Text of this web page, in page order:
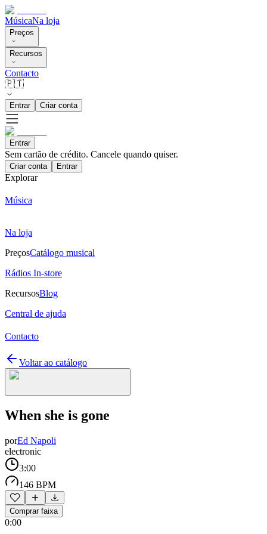
MúsicaNa loja
Preços
Recursos
Contacto
🇵🇹
Entrar Criar conta
Entrar
Sem cartão de crédito. Cancele quando quiser.
Criar conta Entrar
Explorar
Música
Na loja
PreçosCatálogo musical
Rádios In-store
RecursosBlog
Central de ajuda
Contacto
Voltar ao catálogo
When she is gone
porEd Napoli
electronic
3:00
146 BPM
Comprar faixa
0:00